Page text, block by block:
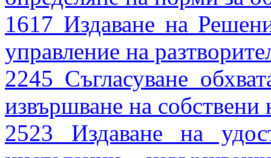
1617 Издаване на
управление на
2245 Съгласуване
извършване на собствени
2523 Издаване на